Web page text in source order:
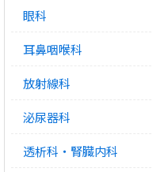
眼科
耳鼻咽喉科
放射線科
泌尿器科
透析科・腎臓内科